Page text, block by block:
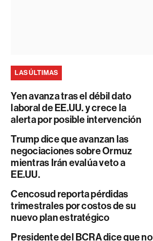
LAS ÚLTIMAS
Yen avanza tras el débil dato
laboral de EE.UU. y crece la
alerta por posible intervención
Trump dice que avanzan las
negociaciones sobre Ormuz
mientras Irán evalúa veto a
EE.UU.
Cencosud reporta pérdidas
trimestrales por costos de su
nuevo plan estratégico
Presidente del BCRA dice que no